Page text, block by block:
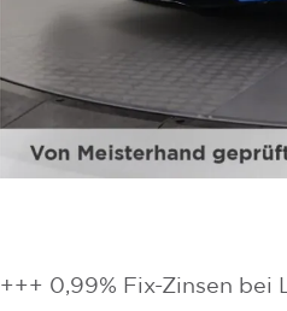
+++ 0,99% Fix-Zinsen bei